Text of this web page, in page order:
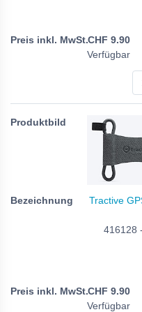
CHF 9.90
Verfügbar
Tractive
416128
CHF 9.90
Verfügbar